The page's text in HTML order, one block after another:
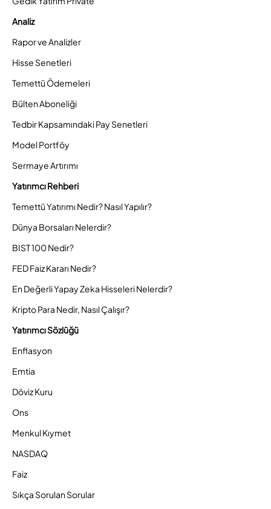
Analiz
Rapor ve Analizler
Hisse Senetleri
Temettü Ödemeleri
Bülten Aboneliği
Tedbir Kapsamındaki Pay Senetleri
Model Portföy
Sermaye Artırımı
Yatırımcı Rehberi
Temettü Yatırımı Nedir? Nasıl Yapılır?
Dünya Borsaları Nelerdir?
BIST 100 Nedir?
FED Faiz Kararı Nedir?
En Değerli Yapay Zeka Hisseleri Nelerdir?
Kripto Para Nedir, Nasıl Çalışır?
Yatırımcı Sözlüğü
Enflasyon
Emtia
Döviz Kuru
Ons
Menkul Kıymet
NASDAQ
Faiz
Sıkça Sorulan Sorular